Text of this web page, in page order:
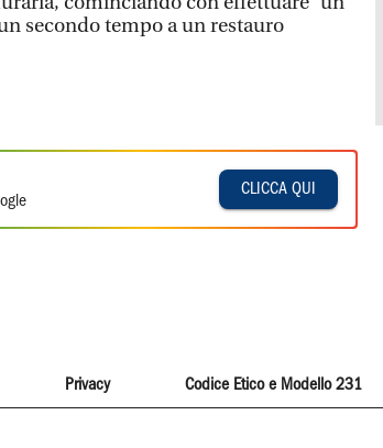
secondo tempo a un restauro
CLICCA QUI
Privacy Codice Etico e Modello 231